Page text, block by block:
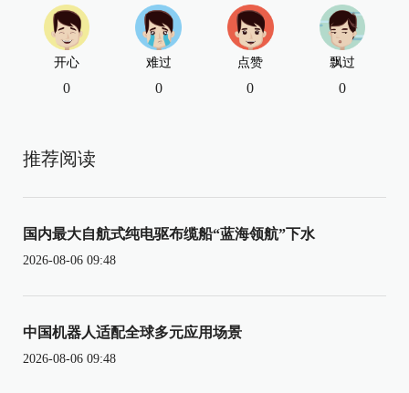
开心
0
难过
0
点赞
0
飘过
0
推荐阅读
国内最大自航式纯电驱布缆船“蓝海领航”下水
2026-08-06 09:48
中国机器人适配全球多元应用场景
2026-08-06 09:48